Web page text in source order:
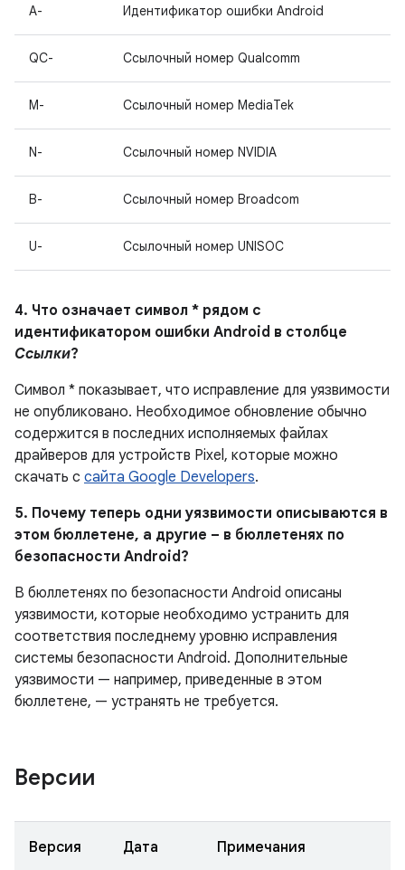
A- Идентификатор ошибки Android
QC- Ссылочный номер Qualcomm
M- Ссылочный номер MediaTek
N- Ссылочный номер NVIDIA
B- Ссылочный номер Broadcom
U- Ссылочный номер UNISOC
4. Что означает символ * рядом с
идентификатором ошибки Android в столбце
Ссылки?
Символ * показывает, что исправление для уязвимости
не опубликовано. Необходимое обновление обычно
содержится в последних исполняемых файлах
драйверов для устройств Pixel, которые можно
скачать с сайта Google Developers.
5. Почему теперь одни уязвимости описываются в
этом бюллетене, а другие – в бюллетенях по
безопасности Android?
В бюллетенях по безопасности Android описаны
уязвимости, которые необходимо устранить для
соответствия последнему уровню исправления
системы безопасности Android. Дополнительные
уязвимости — например, приведенные в этом
бюллетене, — устранять не требуется.
Версии
Версия Дата Примечания